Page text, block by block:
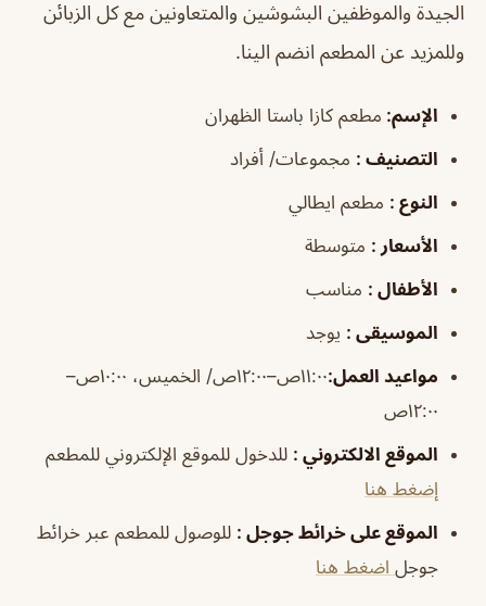
الجيدة والموظفين البشوشين والمتعاونين مع كل الزبائن
وللمزيد عن المطعم انضم الينا.
الإسم: مطعم كازا باستا الظهران
التصنيف : مجموعات/ أفراد
النوع : مطعم ايطالي
الأسعار : متوسطة
الأطفال : مناسب
الموسيقى : يوجد
مواعيد العمل:
١١:٠٠ص–١٢:٠٠ص/ الخميس، ١٠:٠٠ص–
١٢:٠٠ص
الموقع الالكتروني : للدخول للموقع الإلكتروني للمطعم
إضغط هنا
الموقع على خرائط جوجل : للوصول للمطعم عبر خرائط
جوجل اضغط هنا